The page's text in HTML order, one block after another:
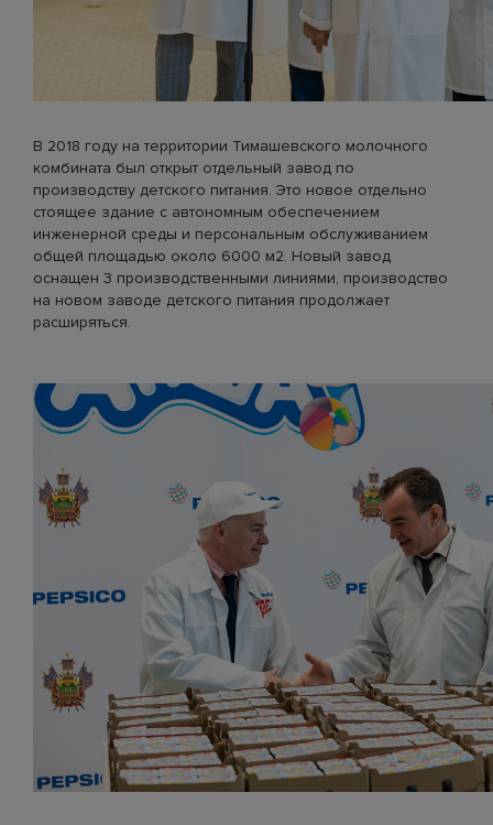
В 2018 году на территории Тимашевского молочного
комбината был открыт отдельный завод по
производству детского питания. Это новое отдельно
стоящее здание с автономным обеспечением
инженерной среды и персональным обслуживанием
общей площадью около 6000 м2. Новый завод
оснащен 3 производственными линиями, производство
на новом заводе детского питания продолжает
расширяться.